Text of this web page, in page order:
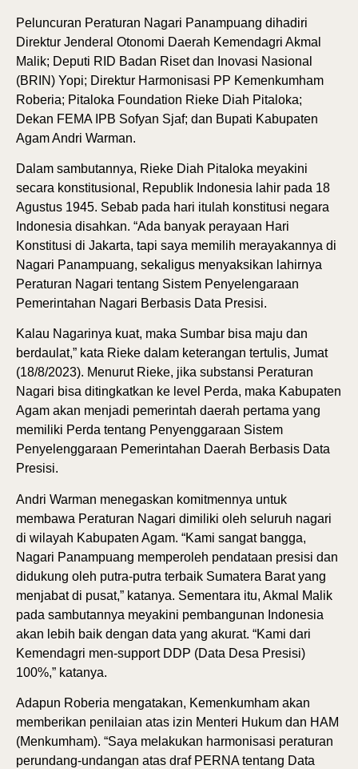
Peluncuran Peraturan Nagari Panampuang dihadiri
Direktur Jenderal Otonomi Daerah Kemendagri Akmal
Malik; Deputi RID Badan Riset dan Inovasi Nasional
(BRIN) Yopi; Direktur Harmonisasi PP Kemenkumham
Roberia; Pitaloka Foundation Rieke Diah Pitaloka;
Dekan FEMA IPB Sofyan Sjaf; dan Bupati Kabupaten
Agam Andri Warman.
Dalam sambutannya, Rieke Diah Pitaloka meyakini
secara konstitusional, Republik Indonesia lahir pada 18
Agustus 1945. Sebab pada hari itulah konstitusi negara
Indonesia disahkan. “Ada banyak perayaan Hari
Konstitusi di Jakarta, tapi saya memilih merayakannya di
Nagari Panampuang, sekaligus menyaksikan lahirnya
Peraturan Nagari tentang Sistem Penyelengaraan
Pemerintahan Nagari Berbasis Data Presisi.
Kalau Nagarinya kuat, maka Sumbar bisa maju dan
berdaulat,” kata Rieke dalam keterangan tertulis, Jumat
(18/8/2023). Menurut Rieke, jika substansi Peraturan
Nagari bisa ditingkatkan ke level Perda, maka Kabupaten
Agam akan menjadi pemerintah daerah pertama yang
memiliki Perda tentang Penyenggaraan Sistem
Penyelenggaraan Pemerintahan Daerah Berbasis Data
Presisi.
Andri Warman menegaskan komitmennya untuk
membawa Peraturan Nagari dimiliki oleh seluruh nagari
di wilayah Kabupaten Agam. “Kami sangat bangga,
Nagari Panampuang memperoleh pendataan presisi dan
didukung oleh putra-putra terbaik Sumatera Barat yang
menjabat di pusat,” katanya. Sementara itu, Akmal Malik
pada sambutannya meyakini pembangunan Indonesia
akan lebih baik dengan data yang akurat. “Kami dari
Kemendagri men-support DDP (Data Desa Presisi)
100%,” katanya.
Adapun Roberia mengatakan, Kemenkumham akan
memberikan penilaian atas izin Menteri Hukum dan HAM
(Menkumham). “Saya melakukan harmonisasi peraturan
perundang-undangan atas draf PERNA tentang Data